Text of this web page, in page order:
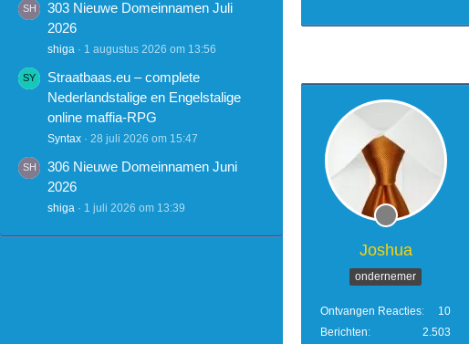
303 Nieuwe Domeinnamen Juli
2026
shiga 1 augustus 2026 om 13:56
Straatbaas.eu – complete
Nederlandstalige en Engelstalige
online maffia-RPG
Syntax 28 juli 2026 om 15:47
306 Nieuwe Domeinnamen Juni
2026
shiga 1 juli 2026 om 13:39
Joshua
ondernemer
Ontvangen Reacties
10
Berichten
2.503